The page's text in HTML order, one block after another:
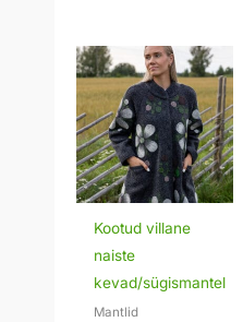
Kootud villane
naiste
kevad/sügismantel
Mantlid
Hinnavahemik:
295,00 €
kuni
320,00 €